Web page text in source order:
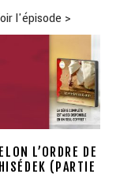
l'épisode >
L’ORDRE DE
(PARTIE